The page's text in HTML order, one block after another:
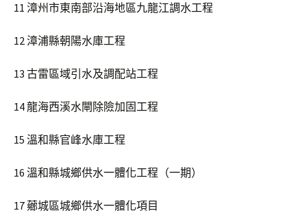
11 漳州市東南部沿海地區九龍江調水工程
12 漳浦縣朝陽水庫工程
13 古雷區域引水及調配站工程
14 龍海西溪水閘除險加固工程
15 溫和縣官峰水庫工程
16 溫和縣城鄉供水一體化工程（一期）
17 薌城區城鄉供水一體化項目